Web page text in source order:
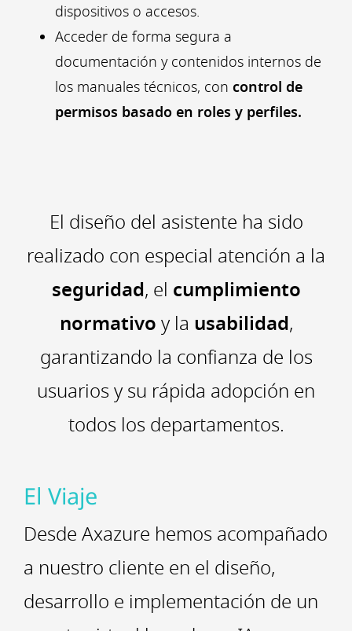
El Viaje
Desde Axazure hemos acompañado
a nuestro cliente en el diseño,
desarrollo e implementación de un
dispositivos o accesos.
Acceder de forma segura a
documentación y contenidos internos de
los manuales técnicos, con control de
permisos basado en roles y perfiles.
El diseño del asistente ha sido
realizado con especial atención a la
seguridad, el cumplimiento
normativoy la usabilidad,
garantizando la confianza de los
usuarios y su rápida adopción en
todos los departamentos.